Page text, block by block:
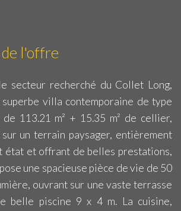
l'offre
secteur recherché du Collet Long,
villa contemporaine de type
de 113.21 m² + 15.35 m² de cellier,
un terrain paysager, entièrement
état et offrant de belles prestations,
une spacieuse pièce de vie de 50
ouvrant sur une vaste terrasse
belle piscine 9 x 4 m. La cuisine,